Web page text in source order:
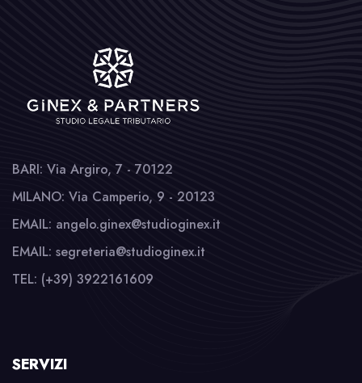
BARI: Via Argiro, 7 - 70122
MILANO: Via Camperio, 9 - 20123
EMAIL: angelo.ginex@studioginex.it
EMAIL: segreteria@studioginex.it
TEL: (+39) 3922161609
SERVIZI